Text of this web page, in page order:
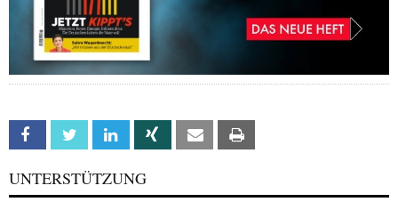
Facebook Twitter Linkedin Xing Email
UNTERSTÜTZUNG